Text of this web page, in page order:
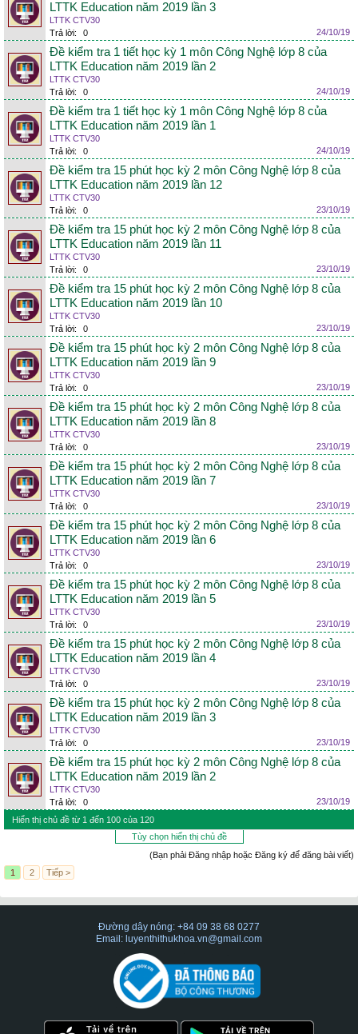
LTTK Education năm 2019 lần 3
LTTK CTV30
Trả lời:
0 24/10/19
Đề kiểm tra 1 tiết học kỳ 1 môn Công Nghệ lớp 8 của
LTTK Education năm 2019 lần 2
LTTK CTV30
Trả lời:
0 24/10/19
Đề kiểm tra 1 tiết học kỳ 1 môn Công Nghệ lớp 8 của
LTTK Education năm 2019 lần 1
LTTK CTV30
Trả lời:
0 24/10/19
Đề kiểm tra 15 phút học kỳ 2 môn Công Nghệ lớp 8 của
LTTK Education năm 2019 lần 12
LTTK CTV30
Trả lời:
0 23/10/19
Đề kiểm tra 15 phút học kỳ 2 môn Công Nghệ lớp 8 của
LTTK Education năm 2019 lần 11
LTTK CTV30
Trả lời:
0 23/10/19
Đề kiểm tra 15 phút học kỳ 2 môn Công Nghệ lớp 8 của
LTTK Education năm 2019 lần 10
LTTK CTV30
Trả lời:
0 23/10/19
Đề kiểm tra 15 phút học kỳ 2 môn Công Nghệ lớp 8 của
LTTK Education năm 2019 lần 9
LTTK CTV30
Trả lời:
0 23/10/19
Đề kiểm tra 15 phút học kỳ 2 môn Công Nghệ lớp 8 của
LTTK Education năm 2019 lần 8
LTTK CTV30
Trả lời:
0 23/10/19
Đề kiểm tra 15 phút học kỳ 2 môn Công Nghệ lớp 8 của
LTTK Education năm 2019 lần 7
LTTK CTV30
Trả lời:
0 23/10/19
Đề kiểm tra 15 phút học kỳ 2 môn Công Nghệ lớp 8 của
LTTK Education năm 2019 lần 6
LTTK CTV30
Trả lời:
0 23/10/19
Đề kiểm tra 15 phút học kỳ 2 môn Công Nghệ lớp 8 của
LTTK Education năm 2019 lần 5
LTTK CTV30
Trả lời:
0 23/10/19
Đề kiểm tra 15 phút học kỳ 2 môn Công Nghệ lớp 8 của
LTTK Education năm 2019 lần 4
LTTK CTV30
Trả lời:
0 23/10/19
Đề kiểm tra 15 phút học kỳ 2 môn Công Nghệ lớp 8 của
LTTK Education năm 2019 lần 3
LTTK CTV30
Trả lời:
0 23/10/19
Đề kiểm tra 15 phút học kỳ 2 môn Công Nghệ lớp 8 của
LTTK Education năm 2019 lần 2
LTTK CTV30
Trả lời:
0
23/10/19
Hiển thị chủ đề từ 1 đến 100 của 120
Tùy chọn hiển thị chủ đề
(Bạn phải Đăng nhập hoặc Đăng ký để đăng bài viết)
1
2 Tiếp >
Đường dây nóng: +84 09 38 68 0277
Email: luyenthithukhoa.vn@gmail.com